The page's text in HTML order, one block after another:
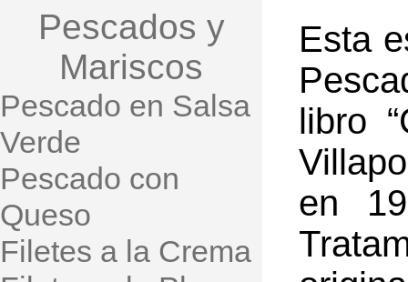
Pescados y
Mariscos
Pescado en Salsa
Verde
Pescado con
Queso
Filetes a la Crema
Esta
libro
en